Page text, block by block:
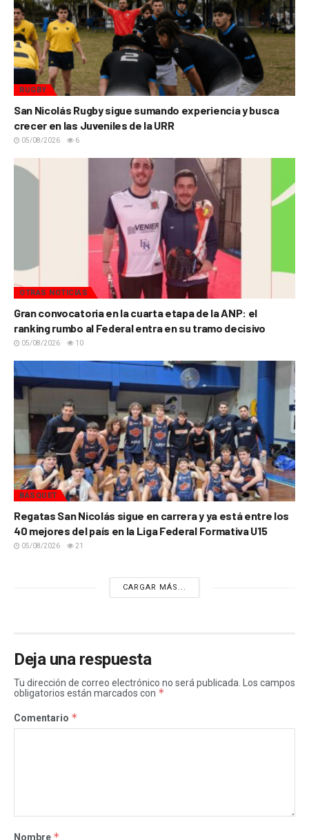
RUGBY
San Nicolás Rugby sigue sumando experiencia y busca
crecer en las Juveniles de la URR
05/08/2026 6
OTRAS NOTICIAS
Gran convocatoria en la cuarta etapa de la ANP: el
ranking rumbo al Federal entra en su tramo decisivo
05/08/2026 10
BÁSQUET
Regatas San Nicolás sigue en carrera y ya está entre los
40 mejores del país en la Liga Federal Formativa U15
05/08/2026 21
CARGAR MÁS...
Deja una respuesta
Tu dirección de correo electrónico no será publicada. Los campos
obligatorios están marcados con *
Comentario *
Nombre *